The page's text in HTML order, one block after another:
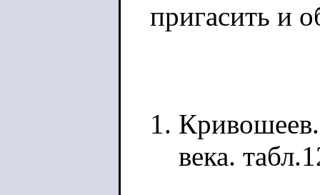
пригасить и
века.